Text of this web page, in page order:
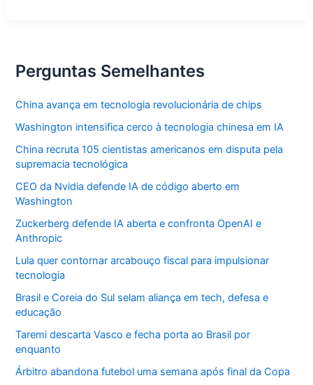
associados
Perguntas Semelhantes
China avança em tecnologia revolucionária de chips
Washington intensifica cerco à tecnologia chinesa em IA
China recruta 105 cientistas americanos em disputa pela
supremacia tecnológica
CEO da Nvidia defende IA de código aberto em
Washington
Zuckerberg defende IA aberta e confronta OpenAI e
Anthropic
Lula quer contornar arcabouço fiscal para impulsionar
tecnologia
Brasil e Coreia do Sul selam aliança em tech, defesa e
educação
Taremi descarta Vasco e fecha porta ao Brasil por
enquanto
Árbitro abandona futebol uma semana após final da Copa